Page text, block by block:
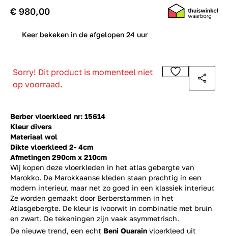
Berber vloerkleed nr: 15614
Kleur divers
Materiaal wol
Dikte vloerkleed 2- 4cm
Afmetingen 290cm x 210cm
Wij kopen deze vloerkleden in het atlas gebergte van
Marokko. De Marokkaanse kleden staan prachtig in een
modern interieur, maar net zo goed in een klassiek interieur.
Ze worden gemaakt door Berberstammen in het
Atlasgebergte. De kleur is ivoorwit in combinatie met bruin
en zwart. De tekeningen zijn vaak asymmetrisch.
€ 980,00
Keer bekeken in de afgelopen 24 uur
Sorry! Dit product is momenteel niet
op voorraad.
De nieuwe trend, een echt Beni Ouarain vloerkleed uit